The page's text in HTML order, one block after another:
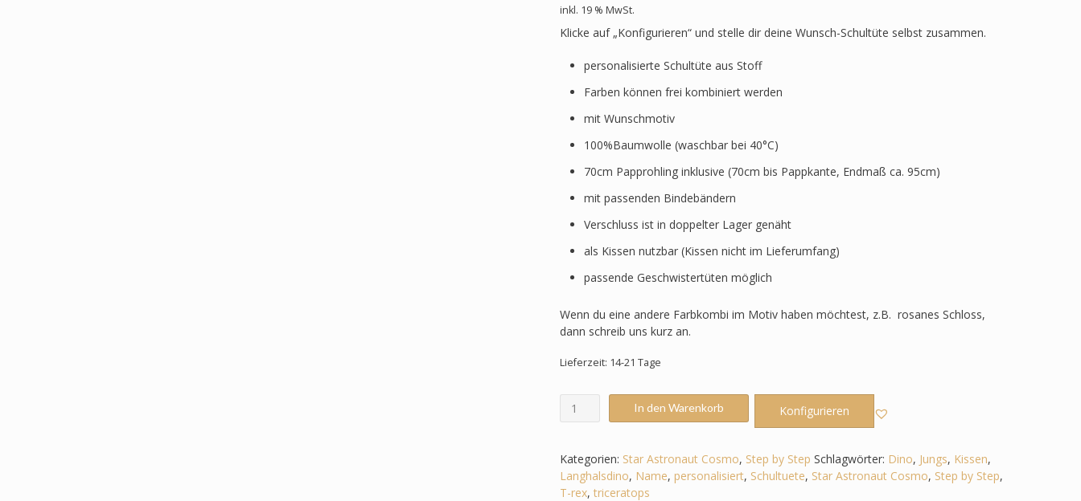
inkl. 19 % MwSt.
Klicke auf „Konfigurieren“ und stelle dir deine Wunsch-Schultüte selbst zusammen.
personalisierte Schultüte aus Stoff
Farben können frei kombiniert werden
mit Wunschmotiv
100%Baumwolle (waschbar bei 40°C)
70cm Papprohling inklusive (70cm bis Pappkante, Endmaß ca. 95cm)
mit passenden Bindebändern
Verschluss ist in doppelter Lager genäht
als Kissen nutzbar (Kissen nicht im Lieferumfang)
passende Geschwistertüten möglich
Wenn du eine andere Farbkombi im Motiv haben möchtest, z.B. rosanes Schloss,
dann schreib uns kurz an.
Lieferzeit: 14-21 Tage
Schultüte
Step
by
Step
In den Warenkorb Konfigurieren
Kategorien: Star Astronaut Cosmo, Step by Step Schlagwörter: Dino, Jungs, Kissen,
Langhalsdino, Name, personalisiert, Schultuete, Star Astronaut Cosmo, Step by Step,
T-rex, triceratops